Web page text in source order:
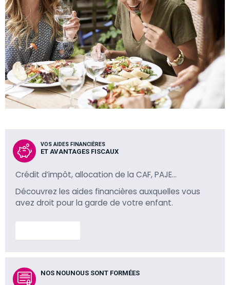
VOS AIDES FINANCIÈRES
ET AVANTAGES FISCAUX
Crédit d’impôt, allocation de la CAF, PAJE…
Découvrez les aides financières auxquelles vous
avez droit pour la garde de votre enfant.
NOS NOUNOUS SONT FORMÉES